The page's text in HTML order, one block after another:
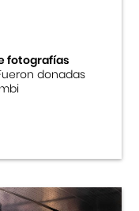
fotografías
donadas